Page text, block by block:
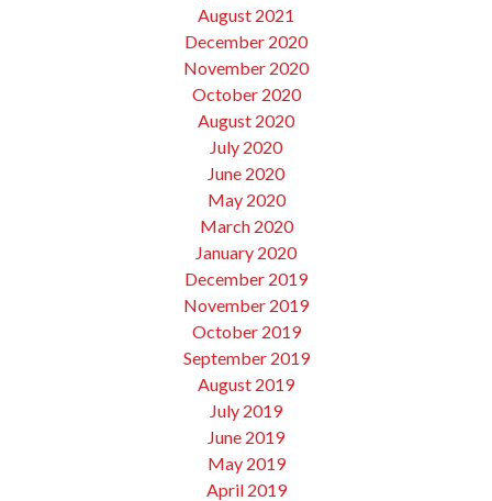
August 2021
December 2020
November 2020
October 2020
August 2020
July 2020
June 2020
May 2020
March 2020
January 2020
December 2019
November 2019
October 2019
September 2019
August 2019
July 2019
June 2019
May 2019
April 2019